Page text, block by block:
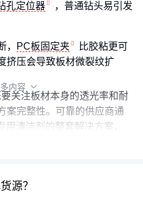
孔定位器
，普通钻头易引发
， PC板固定夹
比胶粘更可
挤压会导致板材微裂纹扩
关注板材本身的透光率和耐
案完整性。可靠的供应商通
清洁剂的整套解决方案，
内容 
源？